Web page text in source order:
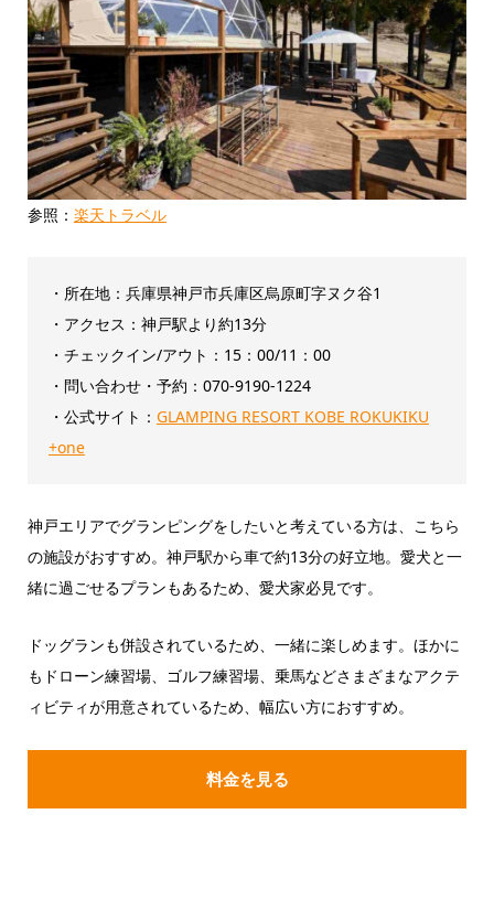
参照： 楽天トラベル
・所在地：兵庫県神戸市兵庫区烏原町字ヌク谷1
・アクセス：神戸駅より約13分
・チェックイン/アウト：‎15：00/11：00
・問い合わせ・予約：070-9190-1224
・公式サイト： GLAMPING RESORT KOBE ROKUKIKU
+one
神戸エリアでグランピングをしたいと考えている方は、こちら
の施設がおすすめ。神戸駅から車で約13分の好立地。愛犬と一
緒に過ごせるプランもあるため、愛犬家必見です。
ドッグランも併設されているため、一緒に楽しめます。ほかに
もドローン練習場、ゴルフ練習場、乗馬などさまざまなアクテ
ィビティが用意されているため、幅広い方におすすめ。
料金を見る